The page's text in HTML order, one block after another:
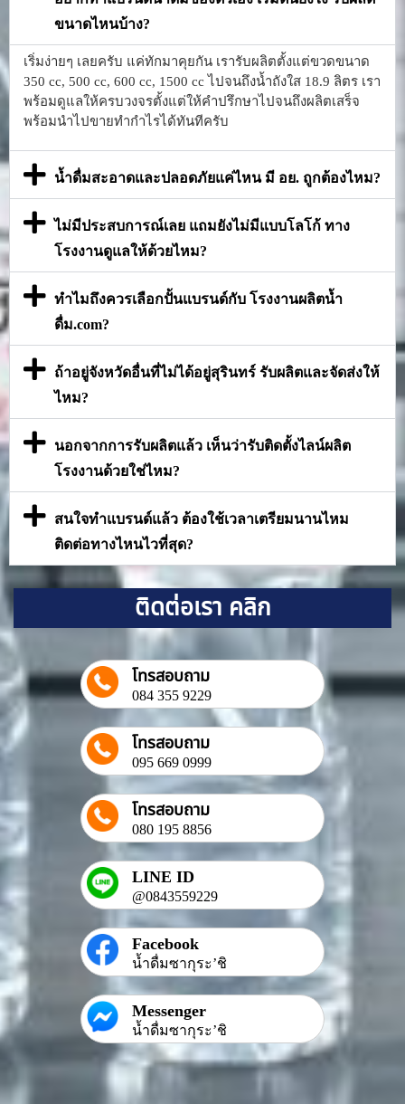
ขนาดไหนบ้าง?
เริ่มง่ายๆ เลยครับ แค่ทักมาคุยกัน เรารับผลิตตั้งแต่ขวดขนาด
350 cc, 500 cc, 600 cc, 1500 cc ไปจนถึงน้ำถังใส 18.9 ลิตร เรา
พร้อมดูแลให้ครบวงจรตั้งแต่ให้คำปรึกษาไปจนถึงผลิตเสร็จ
พร้อมนำไปขายทำกำไรได้ทันทีครับ
น้ำดื่มสะอาดและปลอดภัยแค่ไหน มี อย. ถูกต้องไหม?
ไม่มีประสบการณ์เลย แถมยังไม่มีแบบโลโก้ ทาง
โรงงานดูแลให้ด้วยไหม?
ทำไมถึงควรเลือกปั้นแบรนด์กับ โรงงานผลิตน้ำ
ดื่ม.com?
ถ้าอยู่จังหวัดอื่นที่ไม่ได้อยู่สุรินทร์ รับผลิตและจัดส่งให้
ไหม?
นอกจากการรับผลิตแล้ว เห็นว่ารับติดตั้งไลน์ผลิต
โรงงานด้วยใช่ไหม?
สนใจทำแบรนด์แล้ว ต้องใช้เวลาเตรียมนานไหม
ติดต่อทางไหนไวที่สุด?
ติดต่อเรา คลิก
โทรสอบถาม
084 355 9229
โทรสอบถาม
095 669 0999
โทรสอบถาม
080 195 8856
LINE ID
@0843559229
Facebook
น้ำดื่มซากุระ’ชิ
Messenger
น้ำดื่มซากุระ’ชิ